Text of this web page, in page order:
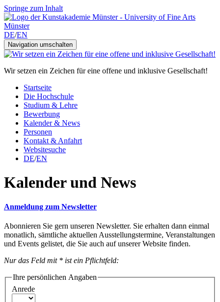
Springe zum Inhalt
DE/EN
Navigation umschalten
Wir setzen ein Zeichen für eine offene und inklusive Gesellschaft!
Startseite
Die Hochschule
Studium & Lehre
Bewerbung
Kalender & News
Personen
Kontakt & Anfahrt
Websitesuche
DE/EN
Kalender und News
Anmeldung zum Newsletter
Abonnieren Sie gern unseren Newsletter. Sie erhalten dann einmal
monatlich, sämtliche aktuellen Ausstellungstermine, Veranstaltungen
und Events gelistet, die Sie auch auf unserer Website finden.
Nur das Feld mit * ist ein Pflichtfeld:
Ihre persönlichen Angaben
Anrede